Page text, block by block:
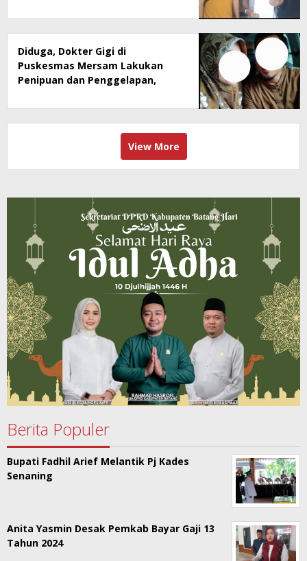
Diduga, Dokter Gigi di
Puskesmas Mersam Lakukan
Penipuan dan Penggelapan,
View More
Berita Populer
Bupati Fadhil Arief Melantik Pj Kades
Senaning
Anita Yasmin Desak Pemkab Bayar Gaji 13
Tahun 2024